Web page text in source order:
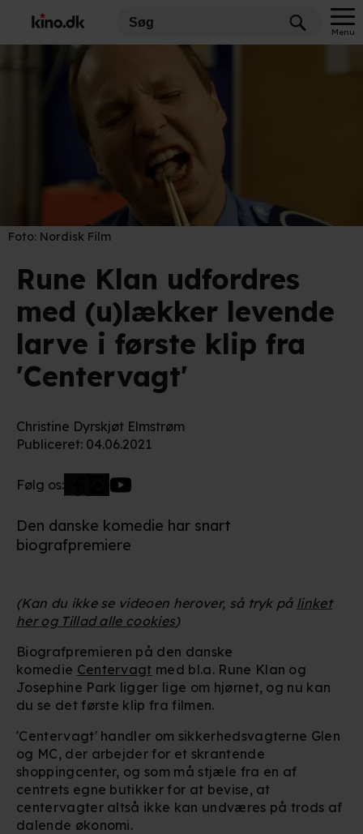
Menu
Foto: Nordisk Film
Rune Klan udfordres
med (u)lækker levende
larve i første klip fra
'Centervagt'
Christine Dyrskjøt Elmstrøm
Publiceret: 04.06.2021
Følg os:
Den danske komedie har snart
biografpremiere
(Kan du ikke se videoen herover, så tryk på linket
her og Tillad alle cookies)
Biografpremieren på den danske
komedie Centervagt med bl.a. Rune Klan og
Josephine Park ligger lige om hjørnet, og nu kan
du se det første klip fra filmen.
'Centervagt' handler om sikkerhedsvagterne Glen
og MC, der arbejder for et skrantende
shoppingcenter, og som må stjæle fra en af
centrets egne butikker for at bevise, at
centervagter altså ikke kan undværes på trods af
dalende økonomi.